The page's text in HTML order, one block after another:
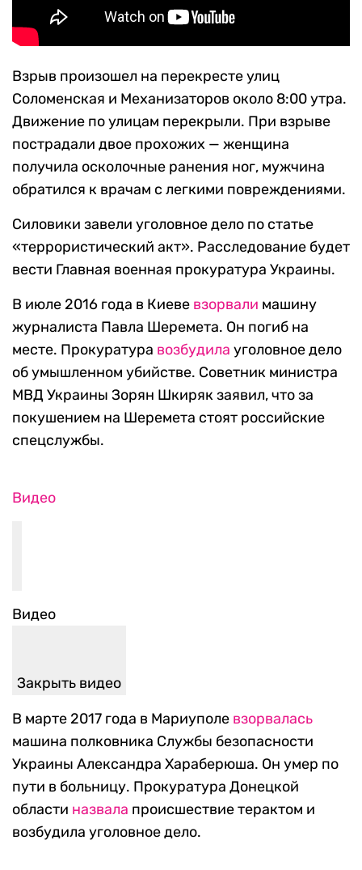
Взрыв произошел на перекресте улиц
Соломенская и Механизаторов около 8:00 утра.
Движение по улицам перекрыли. При взрыве
пострадали двое прохожих — женщина
получила осколочные ранения ног, мужчина
обратился к врачам с легкими повреждениями.
Силовики завели уголовное дело по статье
«террористический акт». Расследование будет
вести Главная военная прокуратура Украины.
В июле 2016 года в Киеве взорвали машину
журналиста Павла Шеремета. Он погиб на
месте. Прокуратура возбудила уголовное дело
об умышленном убийстве. Советник министра
МВД Украины Зорян Шкиряк заявил, что за
покушением на Шеремета стоят российские
спецслужбы.
Видео
Видео
Закрыть видео
В марте 2017 года в Мариуполе взорвалась
машина полковника Службы безопасности
Украины Александра Хараберюша. Он умер по
пути в больницу. Прокуратура Донецкой
области назвала происшествие терактом и
возбудила уголовное дело.